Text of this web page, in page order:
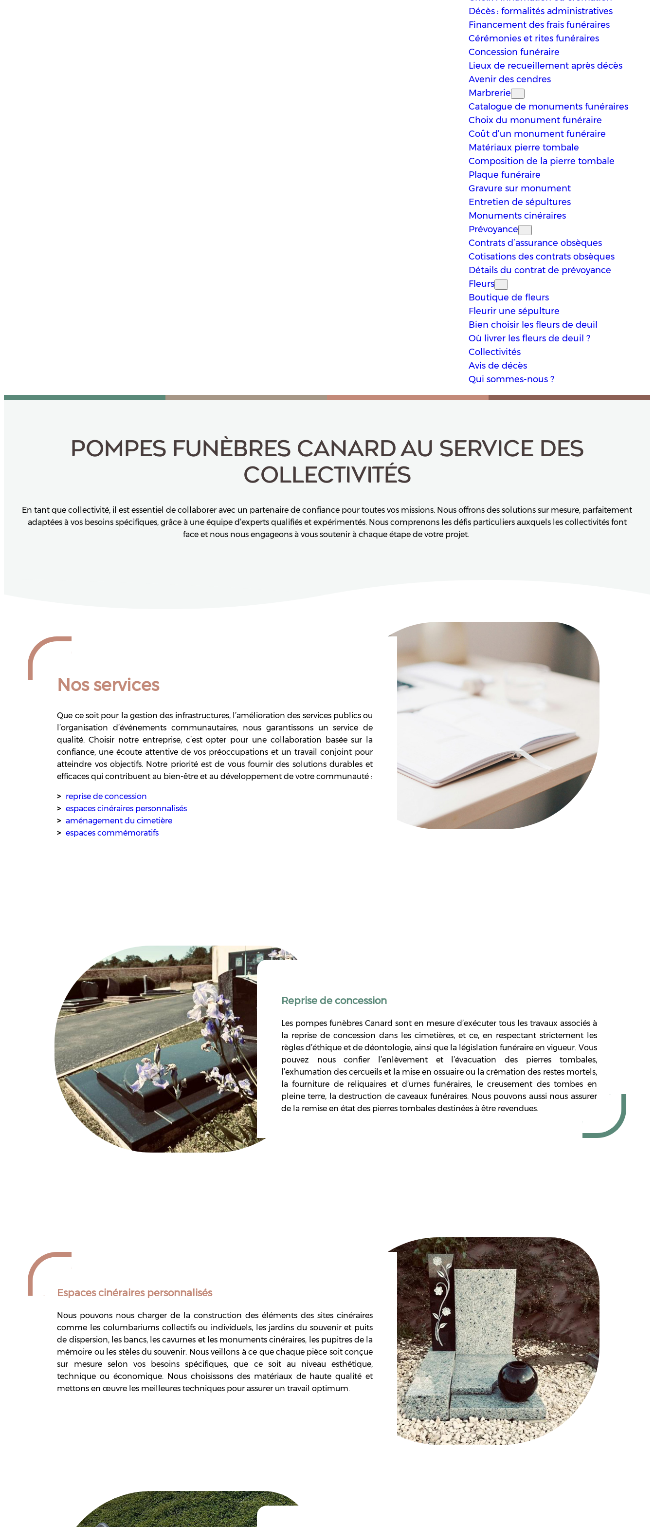
Décès : formalités administratives
Financement des frais funéraires
Cérémonies et rites funéraires
Concession funéraire
Lieux de recueillement après décès
Avenir des cendres
Marbrerie
Catalogue de monuments funéraires
Choix du monument funéraire
Coût d’un monument funéraire
Matériaux pierre tombale
Composition de la pierre tombale
Plaque funéraire
Gravure sur monument
Entretien de sépultures
Monuments cinéraires
Prévoyance
Contrats d’assurance obsèques
Cotisations des contrats obsèques
Détails du contrat de prévoyance
Fleurs
Boutique de fleurs
Fleurir une sépulture
Bien choisir les fleurs de deuil
Où livrer les fleurs de deuil ?
Collectivités
Avis de décès
Qui sommes-nous ?
POMPES FUNÈBRES CANARD AU SERVICE DES
COLLECTIVITÉS
En tant que collectivité, il est essentiel de collaborer avec un partenaire de confiance pour toutes vos missions. Nous offrons des solutions sur mesure, parfaitement
adaptées à vos besoins spécifiques, grâce à une équipe d’experts qualifiés et expérimentés. Nous comprenons les défis particuliers auxquels les collectivités font
face et nous nous engageons à vous soutenir à chaque étape de votre projet.
Nos services
Que ce soit pour la gestion des infrastructures, l’amélioration des services publics ou
l’organisation d’événements communautaires, nous garantissons un service de
qualité. Choisir notre entreprise, c’est opter pour une collaboration basée sur la
confiance, une écoute attentive de vos préoccupations et un travail conjoint pour
atteindre vos objectifs. Notre priorité est de vous fournir des solutions durables et
efficaces qui contribuent au bien-être et au développement de votre communauté :
reprise de concession
espaces cinéraires personnalisés
aménagement du cimetière
espaces commémoratifs
Reprise de concession
Les pompes funèbres Canard sont en mesure d’exécuter tous les travaux associés à
la reprise de concession dans les cimetières, et ce, en respectant strictement les
règles d’éthique et de déontologie, ainsi que la législation funéraire en vigueur. Vous
pouvez nous confier l’enlèvement et l’évacuation des pierres tombales,
l’exhumation des cercueils et la mise en ossuaire ou la crémation des restes mortels,
la fourniture de reliquaires et d’urnes funéraires, le creusement des tombes en
pleine terre, la destruction de caveaux funéraires. Nous pouvons aussi nous assurer
de la remise en état des pierres tombales destinées à être revendues.
Espaces cinéraires personnalisés
Nous pouvons nous charger de la construction des éléments des sites cinéraires
comme les columbariums collectifs ou individuels, les jardins du souvenir et puits
de dispersion, les bancs, les cavurnes et les monuments cinéraires, les pupitres de la
mémoire ou les stèles du souvenir. Nous veillons à ce que chaque pièce soit conçue
sur mesure selon vos besoins spécifiques, que ce soit au niveau esthétique,
technique ou économique. Nous choisissons des matériaux de haute qualité et
mettons en œuvre les meilleures techniques pour assurer un travail optimum.